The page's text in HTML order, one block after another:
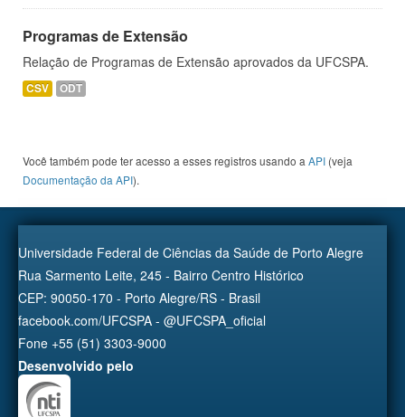
Programas de Extensão
Relação de Programas de Extensão aprovados da UFCSPA.
CSV ODT
Você também pode ter acesso a esses registros usando a API (veja
Documentação da API).
Universidade Federal de Ciências da Saúde de Porto Alegre
Rua Sarmento Leite, 245 - Bairro Centro Histórico
CEP: 90050-170 - Porto Alegre/RS - Brasil
facebook.com/UFCSPA - @UFCSPA_oficial
Fone +55 (51) 3303-9000
Desenvolvido pelo